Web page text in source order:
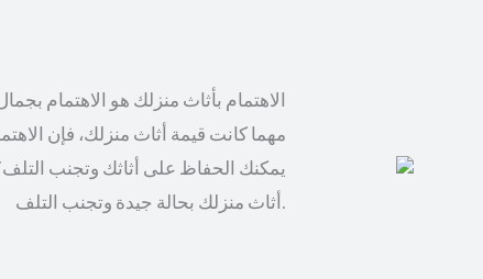
الاهتمام بأثاث منزلك هو الاهتمام
مهما كانت قيمة أثاث منزلك، فإن
يمكنك الحفاظ على أثاثك وتجنب